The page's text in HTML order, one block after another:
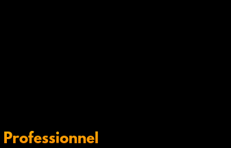
Professionnel